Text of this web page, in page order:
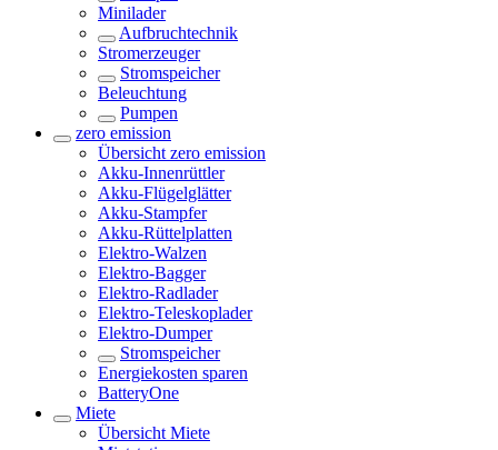
Minilader
Aufbruchtechnik
Stromerzeuger
Stromspeicher
Beleuchtung
Pumpen
zero emission
Übersicht zero emission
Akku-Innenrüttler
Akku-Flügelglätter
Akku-Stampfer
Akku-Rüttelplatten
Elektro-Walzen
Elektro-Bagger
Elektro-Radlader
Elektro-Teleskoplader
Elektro-Dumper
Stromspeicher
Energiekosten sparen
BatteryOne
Miete
Übersicht Miete